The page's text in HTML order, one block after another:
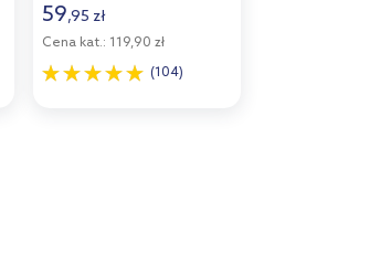
59,95 zł
Cena kat.: 119,90 zł
(104)